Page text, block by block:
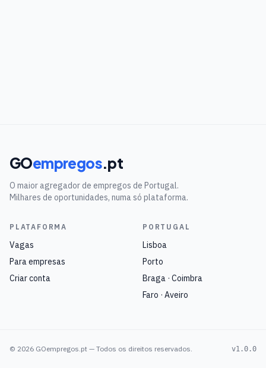
GOempregos.pt
O maior agregador de empregos de Portugal.
Milhares de oportunidades, numa só plataforma.
PLATAFORMA
Vagas
Para empresas
Criar conta
PORTUGAL
Lisboa
Porto
Braga · Coimbra
Faro · Aveiro
© 2026 GOempregos.pt — Todos os direitos reservados. v1.0.0